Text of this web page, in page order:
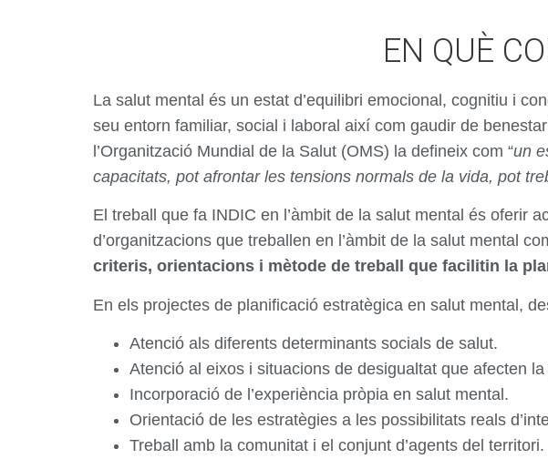
EN QUÈ
La salut mental és un estat d’equilibri emocional, cognitiu i
seu entorn familiar, social i laboral així com gaudir de
l’Organització Mundial de la Salut (OMS) la defineix com “un
capacitats, pot afrontar les tensions normals de la vida, pot
El treball que fa INDIC en l’àmbit de la salut mental és oferir
d’organitzacions que treballen en l’àmbit de la salut mental
criteris, orientacions i mètode de treball que facilitin la
En els projectes de planificació estratègica en salut mental,
Atenció als diferents determinants socials de salut.
Atenció al eixos i situacions de desigualtat que afecten
Incorporació de l’experiència pròpia en salut mental.
Orientació de les estratègies a les possibilitats reals
Treball amb la comunitat i el conjunt d’agents del territori.